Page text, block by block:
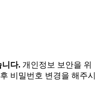
니다. 개인정보 보안을 위
비밀번호 변경을 해주시